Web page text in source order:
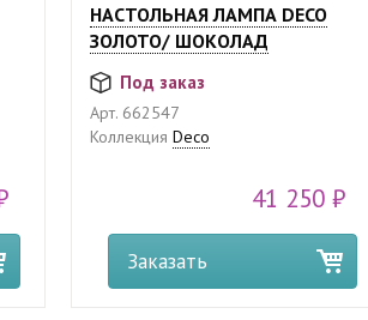
НАСТОЛЬНАЯ ЛАМПА DECO
ЗОЛОТО/ ШОКОЛАД
Под заказ
Арт.662547
Коллекция Deco
41 250 ₽
Заказать